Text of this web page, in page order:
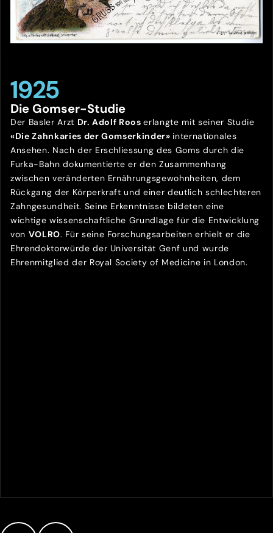
1925
Die Gomser-Studie
Der Basler Arzt Dr. Adolf Rooserlangte mit seiner Studie
«Die Zahnkaries der Gomserkinder» internationales
Ansehen. Nach der Erschliessung des Goms durch die
Furka-Bahn dokumentierte er den Zusammenhang
zwischen veränderten Ernährungsgewohnheiten, dem
Rückgang der Körperkraft und einer deutlich schlechteren
Zahngesundheit. Seine Erkenntnisse bildeten eine
wichtige wissenschaftliche Grundlage für die Entwicklung
von VOLRO. Für seine Forschungsarbeiten erhielt er die
Ehrendoktorwürde der Universität Genf und wurde
Ehrenmitglied der Royal Society of Medicine in London.